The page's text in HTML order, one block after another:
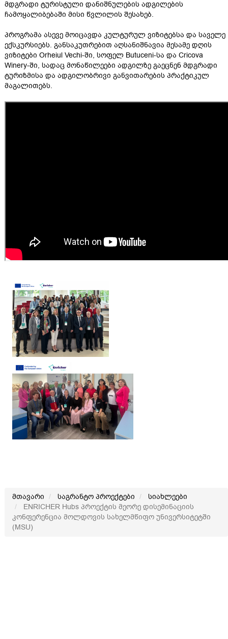
მდგრადი ტურისტული დანიშნულების ადგილების
ჩამოყალიბებაში მისი წვლილის შესახებ.
პროგრამა ასევე მოიცავდა კულტურულ ვიზიტებსა და საველე
ექსკურსიებს. განსაკუთრებით აღსანიშნავია მესამე დღის
ვიზიტები Orheiul Vechi-ში, სოფელ Butuceni-სა და Cricova
Winery-ში, სადაც მონაწილეები ადგილზე გაეცნენ მდგრადი
ტურიზმისა და ადგილობრივი განვითარების პრაქტიკულ
მაგალითებს.
მთავარი საგრანტო პროექტები
სიახლეები
ENRICHER Hubs პროექტის მეორე დისემინაციის
კონფერენცია მოლდოვის სახელმწიფო უნივერსიტეტში
(MSU)